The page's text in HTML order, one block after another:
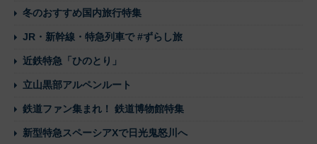
冬のおすすめ国内旅行特集
JR・新幹線・特急列車で #ずらし旅
近鉄特急「ひのとり」
立山黒部アルペンルート
鉄道ファン集まれ！ 鉄道博物館特集
新型特急スペーシアXで日光鬼怒川へ